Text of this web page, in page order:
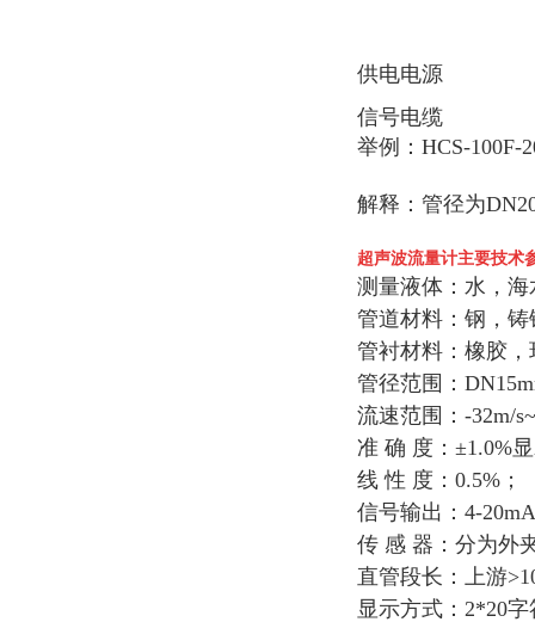
供电电源
信号电缆
举例：HCS-100F-
解释：管径为
超声波流量计主要技术
测量液体：水，海
管道材料：钢，
管衬材料：橡胶
管径范围：
流速范围：-32m/
准 确 度：±1.0%
线 性 度：0.5%；
信号输出：4-
传 感 器：分为外
直管段长：上游
显示方式：2*20